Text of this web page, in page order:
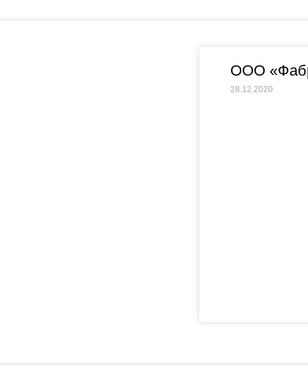
ООО
28.12.2020